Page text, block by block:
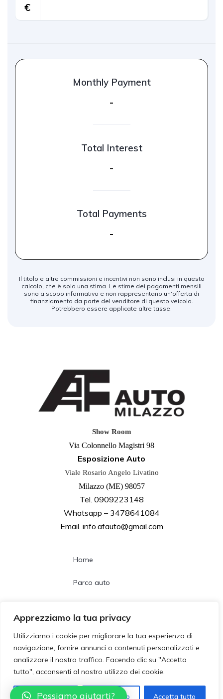
Apprezziamo la tua privacy
Utilizziamo i cookie per migliorare la tua esperienza di
navigazione, fornire annunci o contenuti personalizzati e
analizzare il nostro traffico. Facendo clic su "Accetta
tutto", acconsenti al nostro utilizzo dei cookie.
Personalizzza Rifiuta tutto Accetta tutto
€
Monthly Payment
-
Total Interest
-
Total Payments
-
Il titolo e altre commissioni e incentivi non sono inclusi in questo
calcolo, che è solo una stima. Le stime dei pagamenti mensili
sono a scopo informativo e non rappresentano un'offerta di
finanziamento da parte del venditore di questo veicolo.
Potrebbero essere applicate altre tasse.
Show Room
Via Colonnello Magistri 98
Esposizione Auto
Viale Rosario Angelo Livatino
Milazzo (ME) 98057
Tel. 0909223148
Whatsapp – 3478641084
Email. info.afauto@gmail.com
Home
Parco auto
Contatti
Follow us
Possiamo aiutarti?